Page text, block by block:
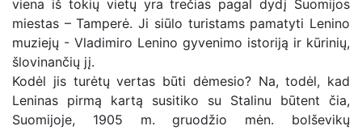
viena iš tokių vietų yra trečias pagal dydį Suomijos
miestas – Tamperė. Ji siūlo turistams pamatyti Lenino
muziejų - Vladimiro Lenino gyvenimo istoriją ir kūrinių,
šlovinančių jį.
Kodėl jis turėtų vertas būti dėmesio? Na, todėl, kad
Leninas pirmą kartą susitiko su Stalinu būtent čia,
Suomijoje, 1905 m. gruodžio mėn. bolševikų